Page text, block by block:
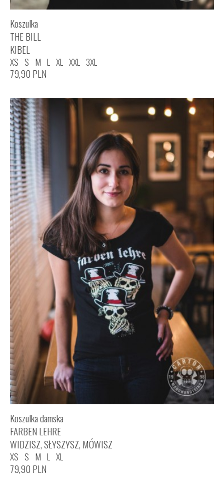
Koszulka
THE BILL
KIBEL
XS S M L XL XXL 3XL
79,90 PLN
Koszulka damska
FARBEN LEHRE
WIDZISZ, SŁYSZYSZ, MÓWISZ
XS S M L XL
79,90 PLN